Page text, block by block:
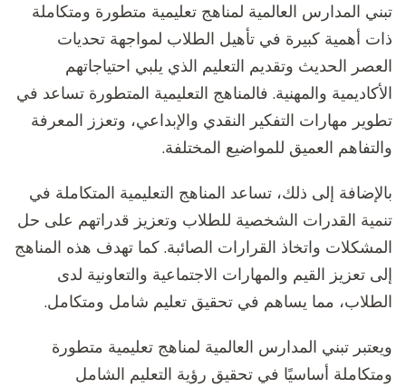
تبني المدارس العالمية لمناهج تعليمية متطورة ومتكاملة
ذات أهمية كبيرة في تأهيل الطلاب لمواجهة تحديات
العصر الحديث وتقديم التعليم الذي يلبي احتياجاتهم
الأكاديمية والمهنية. فالمناهج التعليمية المتطورة تساعد في
تطوير مهارات التفكير النقدي والإبداعي، وتعزز المعرفة
والتفاهم العميق للمواضيع المختلفة.
بالإضافة إلى ذلك، تساعد المناهج التعليمية المتكاملة في
تنمية القدرات الشخصية للطلاب وتعزيز قدراتهم على حل
المشكلات واتخاذ القرارات الصائبة. كما تهدف هذه المناهج
إلى تعزيز القيم والمهارات الاجتماعية والتعاونية لدى
الطلاب، مما يساهم في تحقيق تعليم شامل ومتكامل.
ويعتبر تبني المدارس العالمية لمناهج تعليمية متطورة
ومتكاملة أساسيًا في تحقيق رؤية التعليم الشامل